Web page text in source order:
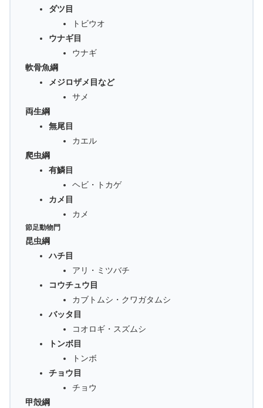
ダツ目
トビウオ
ウナギ目
ウナギ
軟骨魚綱
メジロザメ目など
サメ
両生綱
無尾目
カエル
爬虫綱
有鱗目
ヘビ・トカゲ
カメ目
カメ
節足動物門
昆虫綱
ハチ目
アリ・ミツバチ
コウチュウ目
カブトムシ・クワガタムシ
バッタ目
コオロギ・スズムシ
トンボ目
トンボ
チョウ目
チョウ
甲殻綱